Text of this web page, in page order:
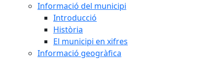
Informació del municipi
Introducció
Història
El municipi en xifres
Informació geogràfica